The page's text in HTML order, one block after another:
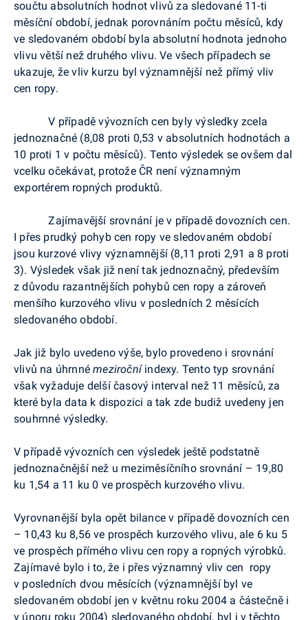
součtu absolutních hodnot vlivů za sledované 11-ti
měsíční období, jednak porovnáním počtu měsíců, kdy
ve sledovaném období byla absolutní hodnota jednoho
vlivu větší než druhého vlivu. Ve všech případech se
ukazuje, že vliv kurzu byl významnější než přímý vliv
cen ropy.
V případě vývozních cen byly výsledky zcela
jednoznačné (8,08 proti 0,53 v absolutních hodnotách a
10 proti 1 v počtu měsíců). Tento výsledek se ovšem dal
vcelku očekávat, protože ČR není významným
exportérem ropných produktů.
Zajímavější srovnání je v případě dovozních cen.
I přes prudký pohyb cen ropy ve sledovaném období
jsou kurzové vlivy významnější (8,11 proti 2,91 a 8 proti
3). Výsledek však již není tak jednoznačný, především
z důvodu razantnějších pohybů cen ropy a zároveň
menšího kurzového vlivu v posledních 2 měsících
sledovaného období.
Jak již bylo uvedeno výše, bylo provedeno i srovnání
vlivů na úhrnnémeziročníindexy. Tento typ srovnání
však vyžaduje delší časový interval než 11 měsíců, za
které byla data k dispozici a tak zde budiž uvedeny jen
souhrnné výsledky.
V případě vývozních cen výsledek ještě podstatně
jednoznačnější než u meziměsíčního srovnání – 19,80
ku 1,54 a 11 ku 0 ve prospěch kurzového vlivu.
Vyrovnanější byla opět bilance v případě dovozních cen
– 10,43 ku 8,56 ve prospěch kurzového vlivu, ale 6 ku 5
ve prospěch přímého vlivu cen ropy a ropných výrobků.
Zajímavé bylo i to, že i přes významný vliv cen ropy
v posledních dvou měsících (významnější byl ve
sledovaném období jen v květnu roku 2004 a částečně i
v únoru roku 2004) sledovaného období, byl i v těchto